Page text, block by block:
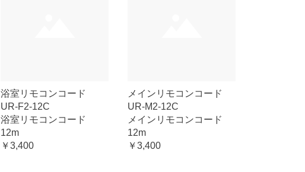
浴室リモコンコード
UR-F2-12C
浴室リモコンコード
12m
￥3,400
メインリモコンコード
UR-M2-12C
メインリモコンコード
12m
￥3,400